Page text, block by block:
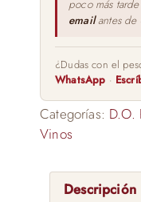
poco más
emailantes de
¿Dudas con el
WhatsApp ·
Categorías: D.O.
Vinos
Descripción